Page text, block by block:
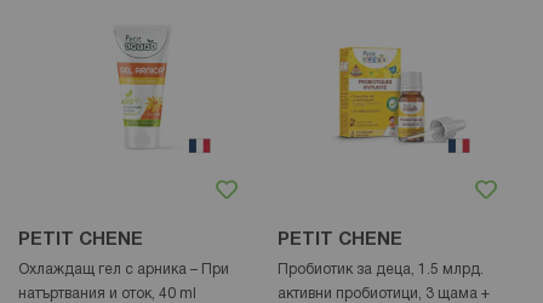
PETIT CHENE
Охлаждащ гел с арника – При
натъртвания и оток, 40 ml
PETIT CHENE
Пробиотик за деца, 1.5 млрд.
активни пробиотици, 3 щама +